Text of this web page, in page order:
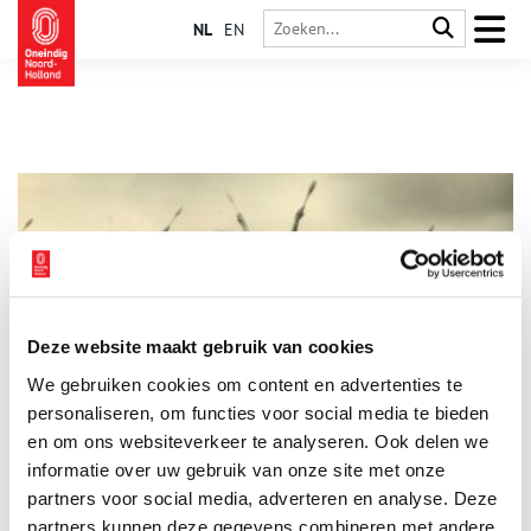
Deze website maakt gebruik van cookies
We gebruiken cookies om content en advertenties te
personaliseren, om functies voor social media te bieden
en om ons websiteverkeer te analyseren. Ook delen we
informatie over uw gebruik van onze site met onze
partners voor social media, adverteren en analyse. Deze
partners kunnen deze gegevens combineren met andere
NL EN
Hoe zag sporten er rond het jaar 1900 uit? In september 2025
viert de Naardense Gymnastiek- & Turnvereniging Keizer Otto
haar 125-jarig bestaan. Wat begon als een militaire
mannenclub is uitgegroeid tot een vereniging die generaties
sporters heeft zien komen en gaan. Tijd voor een terugblik
naar de begindagen, toen Nederlandse turnclubs nog in de
kinderschoenen stonden, sportende vrouwen ondenkbaar